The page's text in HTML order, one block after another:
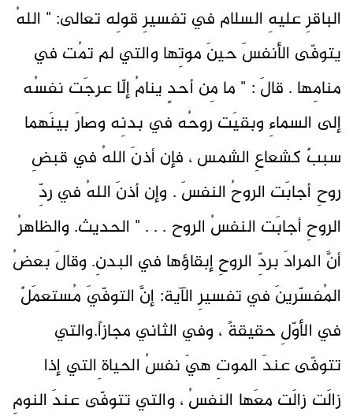
الباقرِ عليهِ السلام في تفسيرِ قولِه تعالى: " اللهُ
يتوفّى الأنفسَ حينَ موتِها والتي لم تمُت في
منامِها . قالَ : " ما مِن أحدٍ ينامُ إلّا عرجَت نفسُه
إلى السماءِ وبقيَت روحُه في بدنِه وصارَ بينَهما
سببٌ كشعاعِ الشمس ، فإن أذنَ اللهُ في قبضِ
روحِ أجابَت الروحُ النفسَ . وإن أذنَ اللهُ في ردِّ
الروحِ أجابَت النفسُ الروح . . . " الحديث. والظاهرُ
أنَّ المرادَ بردِّ الروحِ إبقاؤها في البدنِ. وقالَ بعضُ
المُفسّرينَ في تفسيرِ الآية: إنَّ التوفّيَ مُستعمَلٌ
في الأوّلِ حقيقةً ، وفي الثاني مجازاً.والتي
تتوفّى عندَ الموتِ هيَ نفسُ الحياة ِالتي إذا
زالَت زالَت معَها النفسُ ، والتي تتوفّى عندَ النومِ